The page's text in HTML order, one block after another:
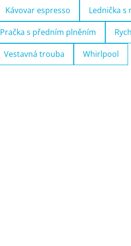
Kávovar espresso Lednička s
Pračka s předním plněním
Vestavná trouba Whirlpool